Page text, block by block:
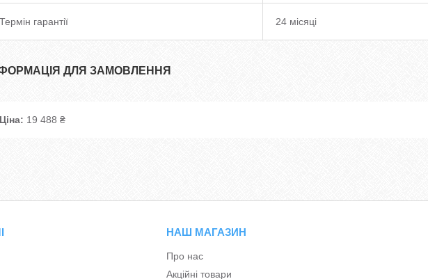
Термін гарантії 24 місяці
ДЛЯ ЗАМОВЛЕННЯ
Ціна: 19 488 ₴
НАШ МАГАЗИН
Про нас
Акційні товари